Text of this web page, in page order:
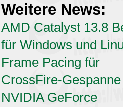
Weitere News:
AMD Catalyst 13.8
für Windows und
Frame Pacing für
CrossFire-Gespanne
NVIDIA GeForce